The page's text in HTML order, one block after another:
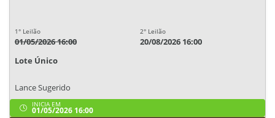
1° Leilão
01/05/2026 16:00
2° Leilão
20/08/2026 16:00
Lote Único
Lance Sugerido
INICIA EM
01/05/2026 16:00